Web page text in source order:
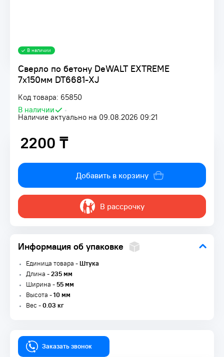
Сверло по бетону DeWALT EXTREME
7x150мм DT6681-XJ
Код товара: 65850
В наличии
•
Наличие актуально на 09.08.2026 09:21
В наличии
2200 ₸
2200 ₸
Добавить в корзину
В рассрочку
Информация об упаковке
Единица товара -Штука
Длина -235 мм
Ширина -55 мм
Высота -10 мм
Вес -0.03 кг
Заказать звонок